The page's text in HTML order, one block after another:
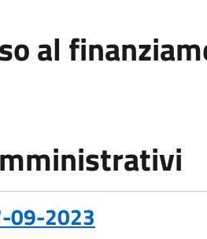
al
09-2023